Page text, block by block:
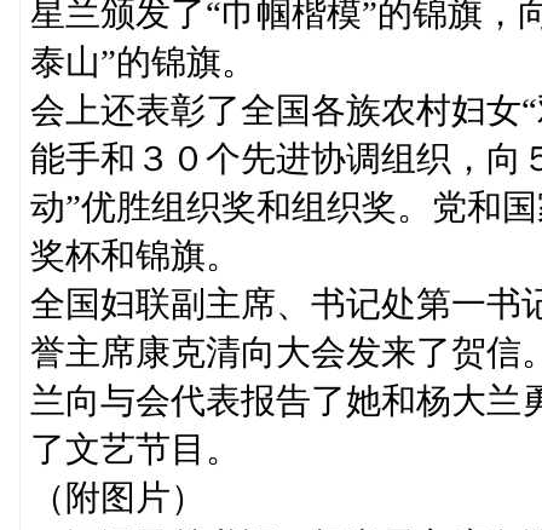
星兰颁发了“巾帼楷模”的锦旗，
泰山”的锦旗。
会上还表彰了全国各族农村妇女
能手和３０个先进协调组织，向
动”优胜组织奖和组织奖。党和
奖杯和锦旗。
全国妇联副主席、书记处第一书
誉主席康克清向大会发来了贺信
兰向与会代表报告了她和杨大兰
了文艺节目。
（附图片）